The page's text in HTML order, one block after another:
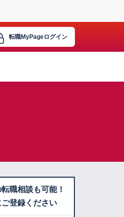
転職MyPageログイン
職相談も可能！
登録ください